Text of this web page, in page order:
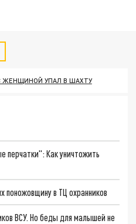
ЖЕНЩИНОЙ УПАЛ В ШАХТУ
перчатки": Как уничтожить
поножовщину в ТЦ охранников
ВСУ. Но беды для малышей не